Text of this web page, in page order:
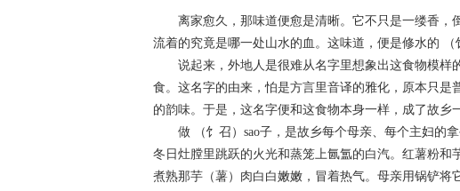
离家愈久，那味道便愈是清晰。它不只是一缕香，
流着的究竟是哪一处山水的血。这味道，便是修水的 （
说起来，外地人是很难从名字里想象出这食物模样
食。这名字的由来，怕是方言里音译的雅化，原本只是
的韵味。于是，这名字便和这食物本身一样，成了故乡
做 （饣召）sao子，是故乡每个母亲、每个主妇的
冬日灶膛里跳跃的火光和蒸笼上氤氲的白汽。红薯粉和
煮熟那芋（薯）肉白白嫩嫩，冒着热气。母亲用锅铲